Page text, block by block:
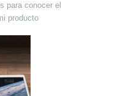
para conocer el
producto